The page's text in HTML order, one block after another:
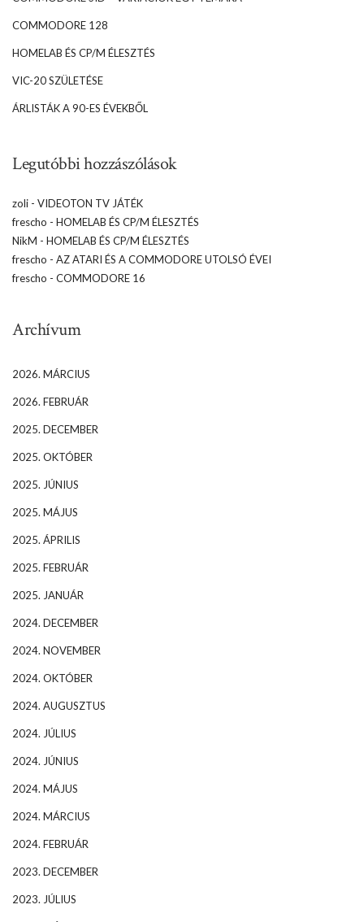
COMMODORE 128
HOMELAB ÉS CP/M ÉLESZTÉS
VIC-20 SZÜLETÉSE
ÁRLISTÁK A 90-ES ÉVEKBŐL
Legutóbbi hozzászólások
zoli - VIDEOTON TV JÁTÉK
frescho - HOMELAB ÉS CP/M ÉLESZTÉS
NikM - HOMELAB ÉS CP/M ÉLESZTÉS
frescho - AZ ATARI ÉS A COMMODORE UTOLSÓ ÉVEI
frescho - COMMODORE 16
Archívum
2026. MÁRCIUS
2026. FEBRUÁR
2025. DECEMBER
2025. OKTÓBER
2025. JÚNIUS
2025. MÁJUS
2025. ÁPRILIS
2025. FEBRUÁR
2025. JANUÁR
2024. DECEMBER
2024. NOVEMBER
2024. OKTÓBER
2024. AUGUSZTUS
2024. JÚLIUS
2024. JÚNIUS
2024. MÁJUS
2024. MÁRCIUS
2024. FEBRUÁR
2023. DECEMBER
2023. JÚLIUS